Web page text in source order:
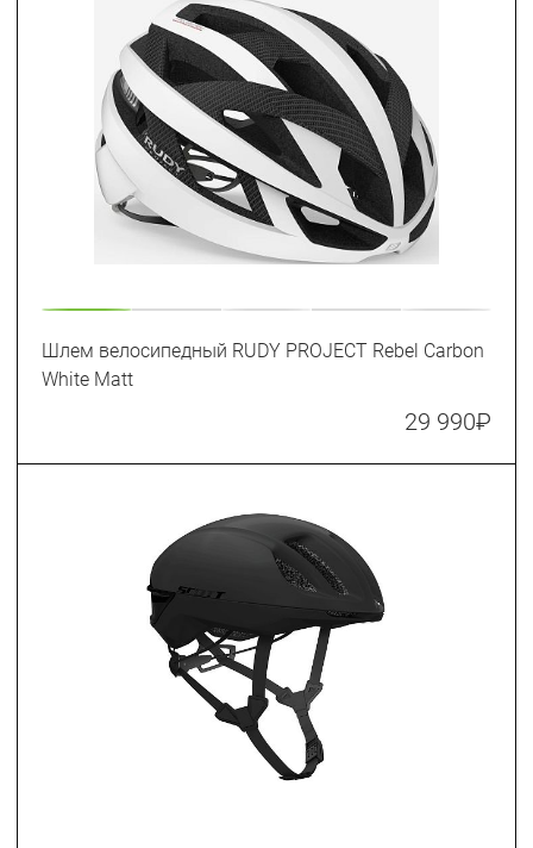
Шлем велосипедный RUDY PROJECT Rebel Carbon
White Matt
29 990₽